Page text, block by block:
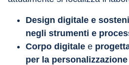
Design digitale e
negli strumenti e
Corpo digitale e
per la personalizzazione